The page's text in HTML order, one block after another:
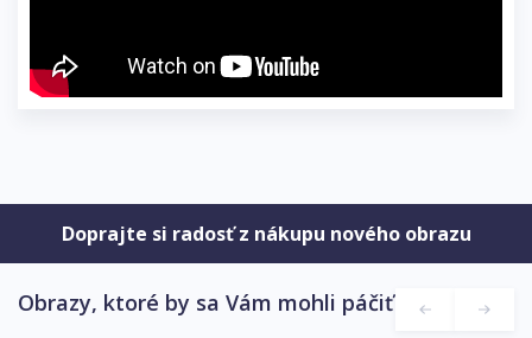
Doprajte si radosť z nákupu nového obrazu
Obrazy, ktoré by sa Vám mohli páčiť